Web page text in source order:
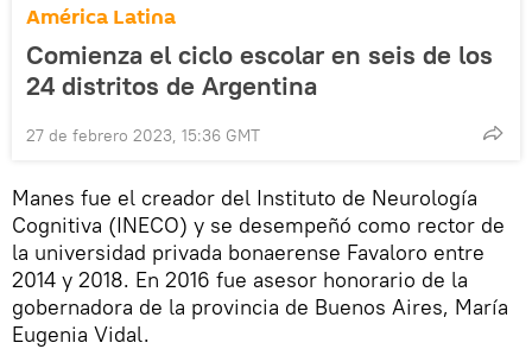
América Latina
Comienza el ciclo escolar en seis de los
24 distritos de Argentina
27 de febrero 2023, 15:36 GMT
Manes fue el creador del Instituto de Neurología
Cognitiva (INECO) y se desempeñó como rector de
la universidad privada bonaerense Favaloro entre
2014 y 2018. En 2016 fue asesor honorario de la
gobernadora de la provincia de Buenos Aires, María
Eugenia Vidal.